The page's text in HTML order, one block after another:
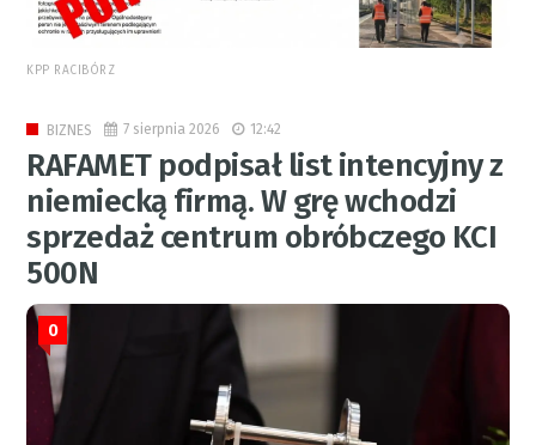
KPP RACIBÓRZ
BIZNES 7 sierpnia 2026 12:42
RAFAMET podpisał list intencyjny z
niemiecką firmą. W grę wchodzi
sprzedaż centrum obróbczego KCI
500N
0